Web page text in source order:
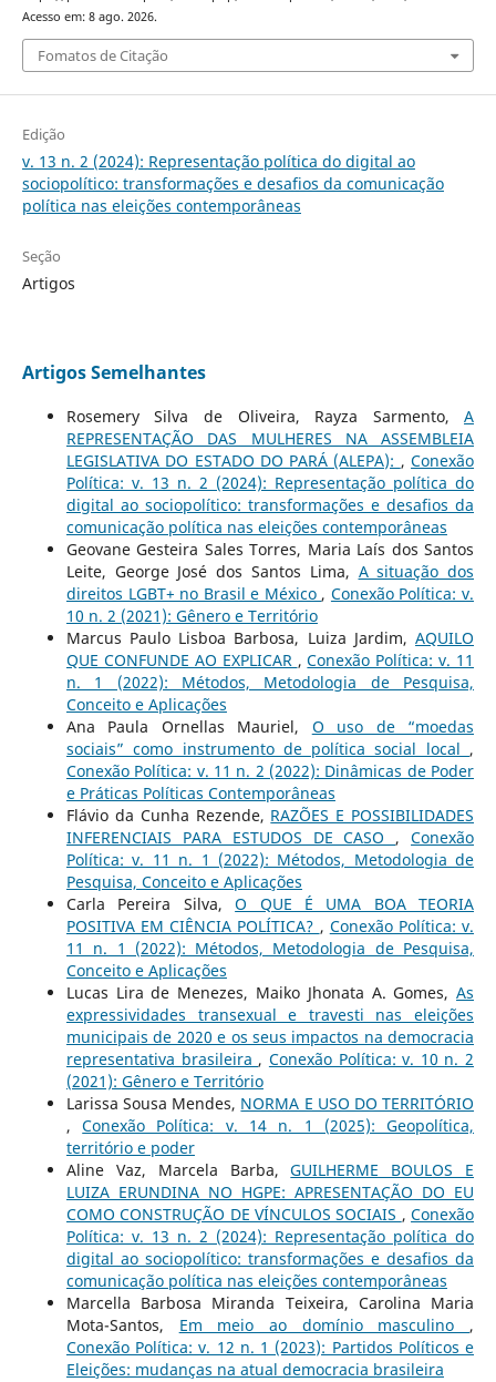
Acesso em: 8 ago. 2026.
Fomatos de Citação
Edição
v. 13 n. 2 (2024): Representação política do digital ao
sociopolítico: transformações e desafios da comunicação
política nas eleições contemporâneas
Seção
Artigos
Artigos Semelhantes
Rosemery Silva de Oliveira, Rayza Sarmento,A
REPRESENTAÇÃO DAS MULHERES NA ASSEMBLEIA
LEGISLATIVA DO ESTADO DO PARÁ (ALEPA): ,Conexão
Política: v. 13 n. 2 (2024): Representação política do
digital ao sociopolítico: transformações e desafios da
comunicação política nas eleições contemporâneas
Geovane Gesteira Sales Torres, Maria Laís dos Santos
Leite, George José dos Santos Lima, A situação dos
direitos LGBT+ no Brasil e México , Conexão Política: v.
10 n. 2 (2021): Gênero e Território
Marcus Paulo Lisboa Barbosa, Luiza Jardim,AQUILO
QUE CONFUNDE AO EXPLICAR ,Conexão Política: v. 11
n. 1 (2022): Métodos, Metodologia de Pesquisa,
Conceito e Aplicações
Ana Paula Ornellas Mauriel, O uso de “moedas
sociais” como instrumento de política social local ,
Conexão Política: v. 11 n. 2 (2022): Dinâmicas de Poder
e Práticas Políticas Contemporâneas
Flávio da Cunha Rezende, RAZÕES E POSSIBILIDADES
INFERENCIAIS PARA ESTUDOS DE CASO ,Conexão
Política: v. 11 n. 1 (2022): Métodos, Metodologia de
Pesquisa, Conceito e Aplicações
Carla Pereira Silva,O QUE É UMA BOA TEORIA
POSITIVA EM CIÊNCIA POLÍTICA? , Conexão Política: v.
11 n. 1 (2022): Métodos, Metodologia de Pesquisa,
Conceito e Aplicações
Lucas Lira de Menezes, Maiko Jhonata A. Gomes,As
expressividades transexual e travesti nas eleições
municipais de 2020 e os seus impactos na democracia
representativa brasileira , Conexão Política: v. 10 n. 2
(2021): Gênero e Território
Larissa Sousa Mendes, NORMA E USO DO TERRITÓRIO
,Conexão Política: v. 14 n. 1 (2025): Geopolítica,
território e poder
Aline Vaz, Marcela Barba,GUILHERME BOULOS E
LUIZA ERUNDINA NO HGPE: APRESENTAÇÃO DO EU
COMO CONSTRUÇÃO DE VÍNCULOS SOCIAIS ,Conexão
Política: v. 13 n. 2 (2024): Representação política do
digital ao sociopolítico: transformações e desafios da
comunicação política nas eleições contemporâneas
Marcella Barbosa Miranda Teixeira, Carolina Maria
Mota-Santos, Em meio ao domínio masculino ,
Conexão Política: v. 12 n. 1 (2023): Partidos Políticos e
Eleições: mudanças na atual democracia brasileira